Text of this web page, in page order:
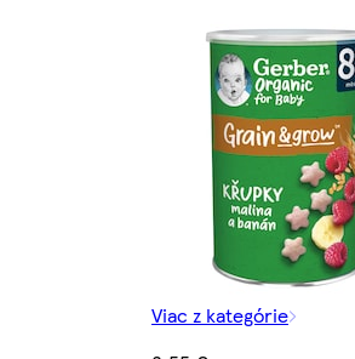
Viac z kategórie